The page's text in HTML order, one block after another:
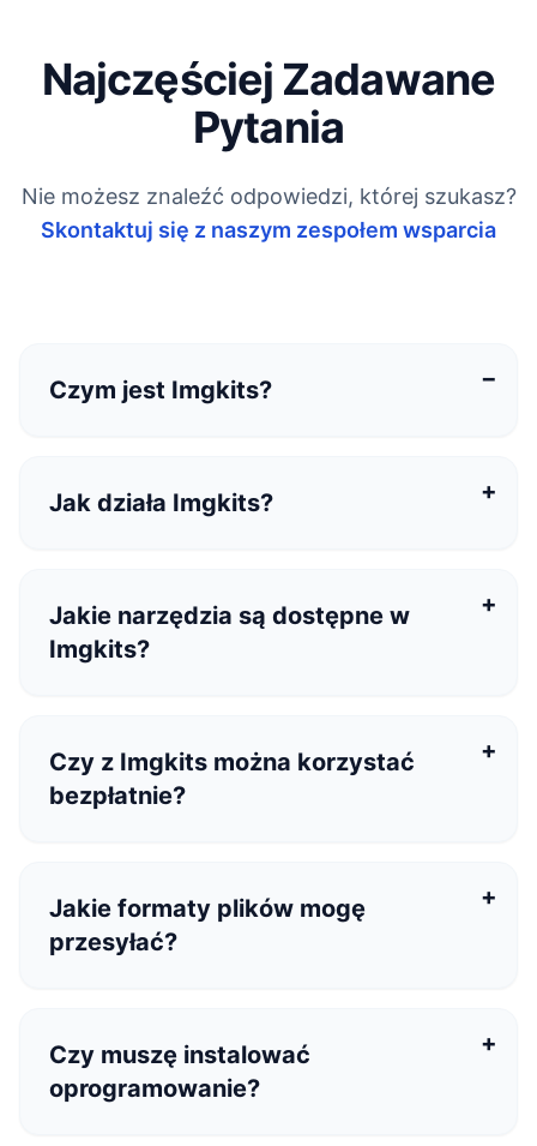
Najczęściej Zadawane
Pytania
Nie możesz znaleźć odpowiedzi, której szukasz?
Skontaktuj się z naszym zespołem wsparcia
Czym jest Imgkits?
online do generowania, edycji i ulepszania
Jak działa Imgkits?
Jakie narzędzia są dostępne w
Imgkits?
Czy z Imgkits można korzystać
bezpłatnie?
Jakie formaty plików mogę
przesyłać?
Czy muszę instalować
oprogramowanie?